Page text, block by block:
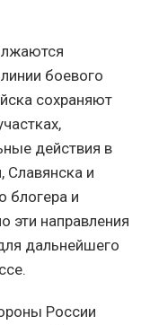
боевого
сохраняют
действия в
Славянска и
блогера и
эти направления
дальнейшего
России